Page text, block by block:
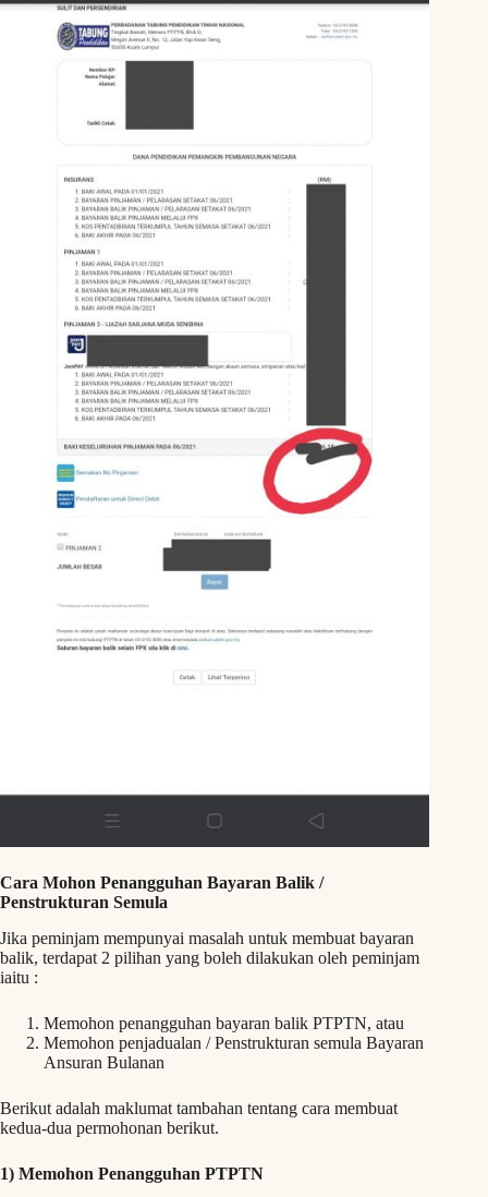
Cara Mohon Penangguhan Bayaran Balik /
Penstrukturan Semula
Jika peminjam mempunyai masalah untuk membuat bayaran
balik, terdapat 2 pilihan yang boleh dilakukan oleh peminjam
iaitu :
Memohon penangguhan bayaran balik PTPTN, atau
Memohon penjadualan / Penstrukturan semula Bayaran
Ansuran Bulanan
Berikut adalah maklumat tambahan tentang cara membuat
kedua-dua permohonan berikut.
1) Memohon Penangguhan PTPTN